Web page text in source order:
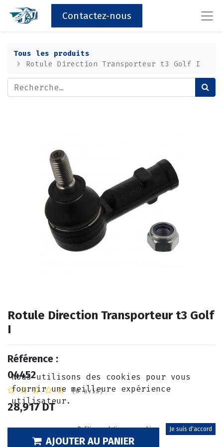
Contactez-nous
Tous les produits
Rotule Direction Transporteur t3 Golf I
Rotule Direction Transporteur t3 Golf
I
Référence :
04452
(0 avis)
28,917DT
AJOUTER AU PANIER
Nous utilisons des cookies pour vous
fournir une meilleure expérience
utilisateur.
Politique relative aux cookies Je suis d'accord